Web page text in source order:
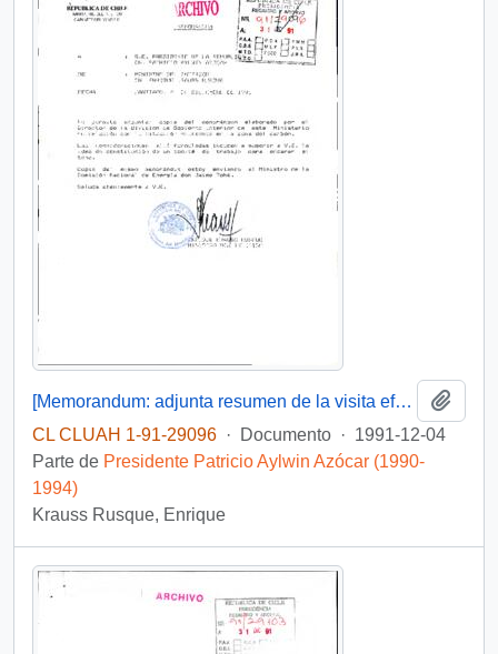
[Memorandum: adjunta resumen de la visita efectuada a la zona del carbón (VIII Región)]
CL CLUAH 1-91-29096 · Documento · 1991-12-04
Parte de Presidente Patricio Aylwin Azócar (1990-
1994)
Krauss Rusque, Enrique